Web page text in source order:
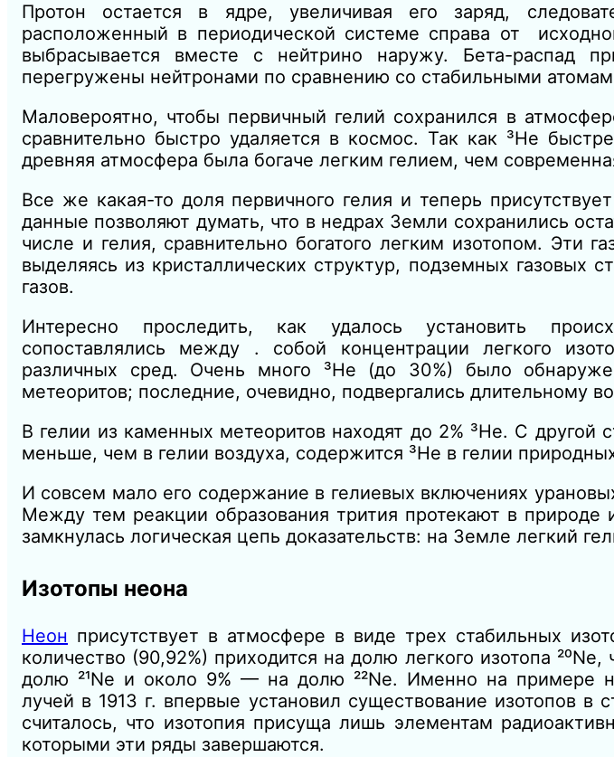
Протон остается в ядре, увеличивая его заряд,
расположенный в периодической системе справа от
выбрасывается вместе с нейтрино наружу. Бета-распад
перегружены нейтронами по сравнению со стабильными
Маловероятно, чтобы первичный гелий сохранился в
сравнительно быстро удаляется в космос. Так как ³Не
древняя атмосфера была богаче легким гелием, чем
Все же какая-то доля первичного гелия и теперь
данные позволяют думать, что в недрах Земли сохранились
числе и гелия, сравнительно богатого легким изотопом. Эти
выделяясь из кристаллических структур, подземных газовых
газов.
Интересно проследить, как удалось установить
сопоставлялись между . собой концентрации легкого
различных сред. Очень много ³Не (до 30%) было
метеоритов; последние, очевидно, подвергались длительному
В гелии из каменных метеоритов находят до 2% ³Не. С другой
меньше, чем в гелии воздуха, содержится ³Не в гелии
И совсем мало его содержание в гелиевых включениях
Между тем реакции образования трития протекают в природе
замкнулась логическая цепь доказательств: на Земле легкий
Изотопы неона
Неон присутствует в атмосфере в виде трех стабильных
количество (90,92%) приходится на долю легкого изотопа
долю ²¹Ne и около 9% — на долю ²²Ne. Именно на примере
лучей в 1913 г. впервые установил существование изотопов в
считалось, что изотопия присуща лишь элементам
которыми эти ряды завершаются.